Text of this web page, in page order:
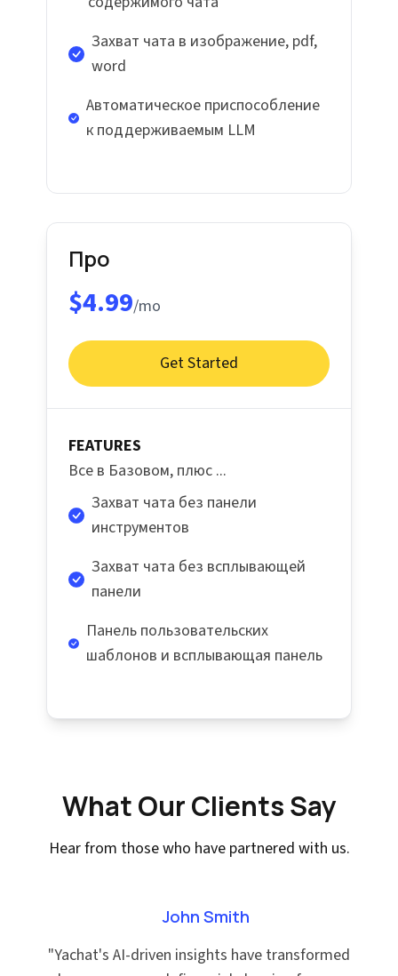
Захват чата в изображение, pdf,
word
Автоматическое приспособление
к поддерживаемым LLM
Про
$4.99/mo
Get Started
FEATURES
Все в Базовом, плюс ...
Захват чата без панели
инструментов
Захват чата без всплывающей
панели
Панель пользовательских
шаблонов и всплывающая панель
What Our Clients Say
Hear from those who have partnered with us.
John Smith
"Yachat's AI-driven insights have transformed